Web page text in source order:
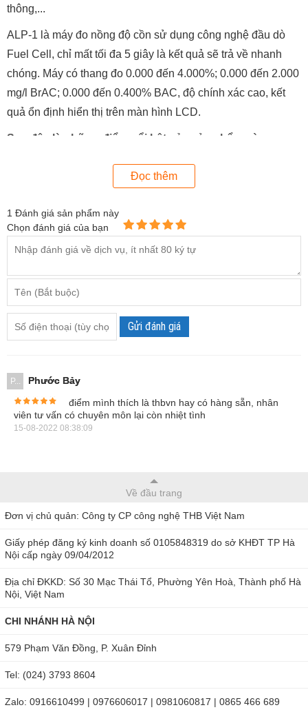
thông,...
ALP-1 là máy đo nồng độ cồn sử dụng công nghệ đầu dò
Fuel Cell, chỉ mất tối đa 5 giây là kết quả sẽ trả về nhanh
chóng. Máy có thang đo 0.000 đến 4.000%; 0.000 đến 2.000
mg/l BrAC; 0.000 đến 0.400% BAC, độ chính xác cao, kết
quả ổn định hiển thị trên màn hình LCD.
Sau đây là những điểm nổi bật của sản phẩm này:
Riêng máy đã có sẵn bộ nhớ, ngoài ra còn cho phép lưu
trữ lên tới 500 lần đo trên thẻ nhớ SD
tính, điều này hỗ trợ bạn xuất và sử dụng các chỉ số đo
Tải đến máy in không dây.
Có cả 2 chế độ đo nhanh và đo chính xác, mang lại nhiều
tiện ích cho người sử dụng.
Thời gian đo nhanh, trả kết quả chính xác.
thực tế.
Hình ảnh máy đo nồng độ cồn Sentech ALP-1
Mua máy đo nồng độ cồn Sentech ALP-1 ở
Để sử dụng Sentech ALP-1 chính hãng rất dễ dàng, đầu tiên
này máy sẽ phải có thời gian làm nóng (tức là thời gian khởi
động) là 25 giây, sau đó máy sẽ kêu bíp là sẵn sàng để hoạt
Đọc thêm
1 Đánh giá sản phẩm này
Chọn đánh giá của bạn
Gửi đánh giá
P...
Phước Bảy
điểm mình thích là thbvn hay có hàng sẵn, nhân
viên tư vấn có chuyên môn lại còn nhiệt tình
15-08-2022 08:38:09
Về đầu trang
Đơn vị chủ quản: Công ty CP công nghệ THB Việt Nam
Giấy phép đăng ký kinh doanh số 0105848319 do sở KHĐT TP Hà
Nội cấp ngày 09/04/2012
Địa chỉ ĐKKD: Số 30 Mạc Thái Tổ, Phường Yên Hoà, Thành phố Hà
Nội, Việt Nam
CHI NHÁNH HÀ NỘI
579 Phạm Văn Đồng, P. Xuân Đỉnh
Tel: (024) 3793 8604
Zalo: 0916610499 | 0976606017 | 0981060817 | 0865 466 689